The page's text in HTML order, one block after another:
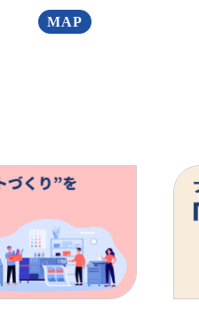
MAP